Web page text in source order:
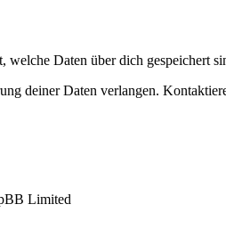
Daten über dich gespeichert
deiner Daten verlangen.
Limited